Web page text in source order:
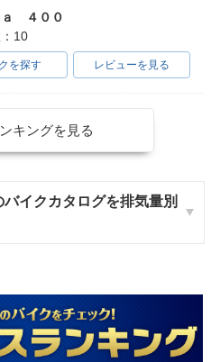
ａ ４００
10
を探す レビューを見る
キングを見る
イクカタログを排気量別